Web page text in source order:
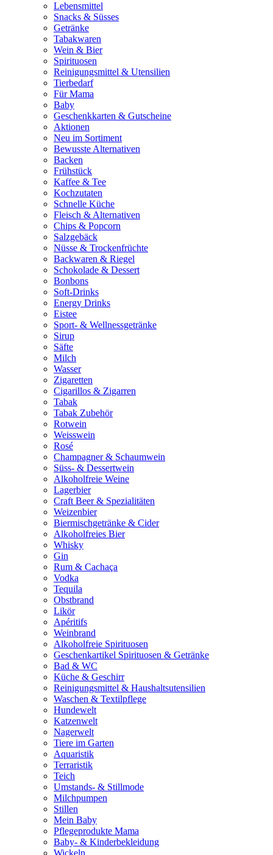
Lebensmittel
Snacks & Süsses
Getränke
Tabakwaren
Wein & Bier
Spirituosen
Reinigungsmittel & Utensilien
Tierbedarf
Für Mama
Baby
Geschenkkarten & Gutscheine
Aktionen
Neu im Sortiment
Bewusste Alternativen
Backen
Frühstück
Kaffee & Tee
Kochzutaten
Schnelle Küche
Fleisch & Alternativen
Chips & Popcorn
Salzgebäck
Nüsse & Trockenfrüchte
Backwaren & Riegel
Schokolade & Dessert
Bonbons
Soft-Drinks
Energy Drinks
Eistee
Sport- & Wellnessgetränke
Sirup
Säfte
Milch
Wasser
Zigaretten
Cigarillos & Zigarren
Tabak
Tabak Zubehör
Rotwein
Weisswein
Rosé
Champagner & Schaumwein
Süss- & Dessertwein
Alkoholfreie Weine
Lagerbier
Craft Beer & Spezialitäten
Weizenbier
Biermischgetränke & Cider
Alkoholfreies Bier
Whisky
Gin
Rum & Cachaça
Vodka
Tequila
Obstbrand
Likör
Apéritifs
Weinbrand
Alkoholfreie Spirituosen
Geschenkartikel Spirituosen & Getränke
Bad & WC
Küche & Geschirr
Reinigungsmittel & Haushaltsutensilien
Waschen & Textilpflege
Hundewelt
Katzenwelt
Nagerwelt
Tiere im Garten
Aquaristik
Terraristik
Teich
Umstands- & Stillmode
Milchpumpen
Stillen
Mein Baby
Pflegeprodukte Mama
Baby- & Kinderbekleidung
Wickeln